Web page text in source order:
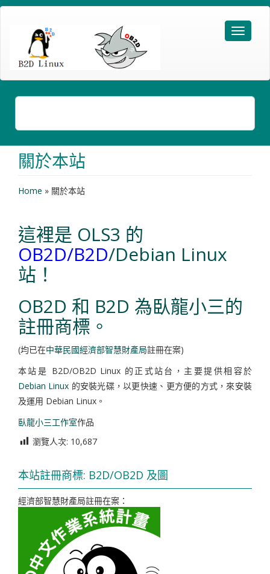
關於本站
Home » 關於本站
這裡是 OLS3 的
OB2D/B2D/Debian Linux
站！
OB2D 和 B2D 為臥龍小三的
註冊商標。
(均已在中華民國經濟部智慧財產局註冊在案)
本站是 B2D/OB2D Linux 的正式站台，主要提供相容於
Debian Linux 的安裝光碟，以更快速、更方便的方式，來安裝
及運用 Debian Linux。
臥龍小三工作室作品
瀏覽人次: 10,687
本站註冊商標: B2D/OB2D 及圖
經濟部智慧財產局註冊在案：